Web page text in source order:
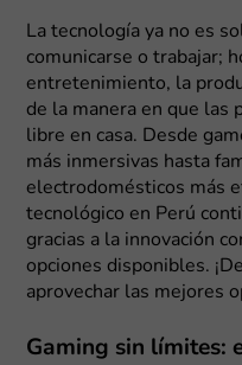
La tecnología ya no es
comunicarse o trabajar;
entretenimiento, la
de la manera en que las
libre en casa. Desde
más inmersivas hasta
electrodomésticos más
tecnológico en Perú
gracias a la innovación
opciones disponibles.
aprovechar las mejores
Gaming sin límites: